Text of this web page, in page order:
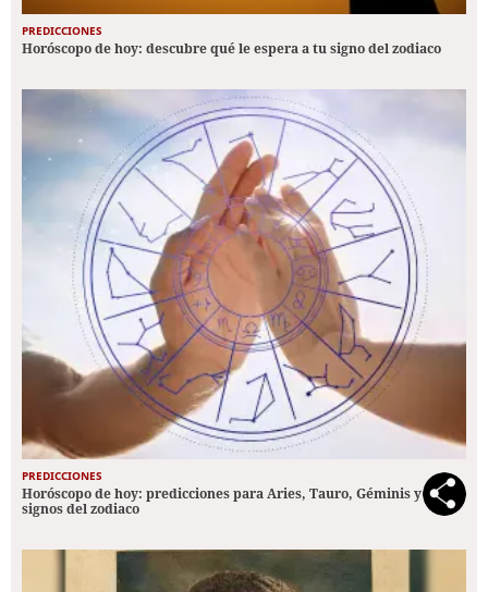
PREDICCIONES
Horóscopo de hoy: descubre qué le espera a tu signo del zodiaco
PREDICCIONES
Horóscopo de hoy: predicciones para Aries, Tauro, Géminis y los 12
signos del zodiaco